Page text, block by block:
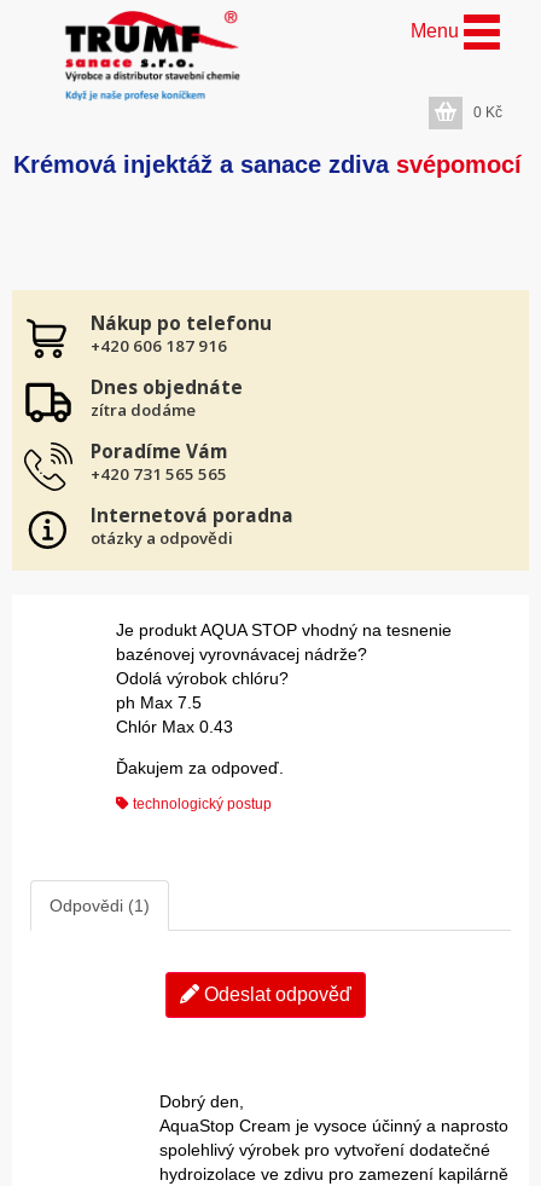
Krémová injektáž a sanace zdiva svépomocí
Menu
0 Kč
Nákup po telefonu
+420 606 187 916
Dnes objednáte
zítra dodáme
Poradíme Vám
+420 731 565 565
Internetová poradna
otázky a odpovědi
Je produkt AQUA STOP vhodný na tesnenie
bazénovej vyrovnávacej nádrže?
Odolá výrobok chlóru?
ph Max 7.5
Chlór Max 0.43
Ďakujem za odpoveď.
technologický postup
Odpovědi (1)
Odeslat odpověď
Dobrý den,
AquaStop Cream je vysoce účinný a naprosto
spolehlivý výrobek pro vytvoření dodatečné
hydroizolace ve zdivu pro zamezení kapilárně